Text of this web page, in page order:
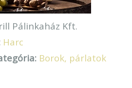
Pálinkaház Kft.
Harc
Borok, párlatok